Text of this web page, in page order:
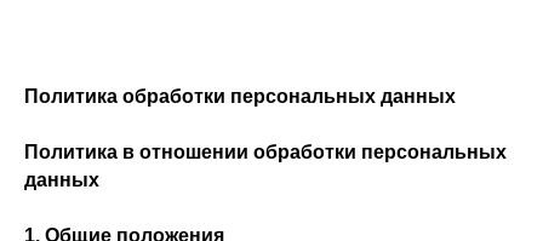
Политика обработки персональных данных
Политика в отношении обработки персональных
данных
1. Общие положения